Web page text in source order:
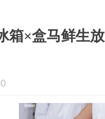
箱×盒马鲜生